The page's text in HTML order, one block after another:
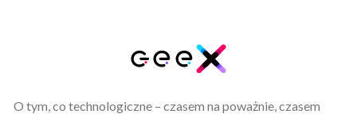
O tym, co technologiczne – czasem na poważnie, czasem